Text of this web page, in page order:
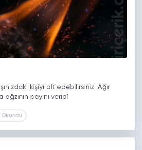
kişiyi alt edebilirsiniz. Ağır
payını verip1
Okundu